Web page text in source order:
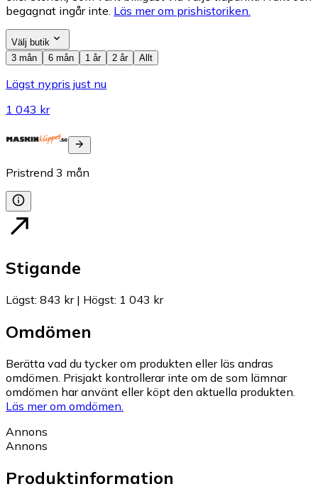
begagnat ingår inte. Läs mer om prishistoriken.
Välj butik
3 mån
6 mån 1 år 2 år Allt
Lägst nypris just nu
1 043 kr
Pristrend 3 mån
Stigande
Lägst: 843 kr| Högst: 1 043 kr
Omdömen
Berätta vad du tycker om produkten eller läs andras
omdömen. Prisjakt kontrollerar inte om de som lämnar
omdömen har använt eller köpt den aktuella produkten.
Läs mer om omdömen.
Annons
Annons
Produktinformation